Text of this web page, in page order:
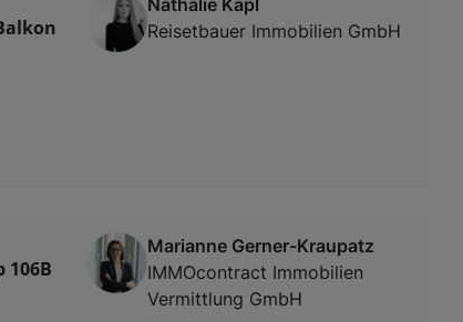
Nathalie Kapl
Reisetbauer Immobilien GmbH
106B
Marianne Gerner-Kraupatz
IMMOcontract Immobilien
Vermittlung GmbH